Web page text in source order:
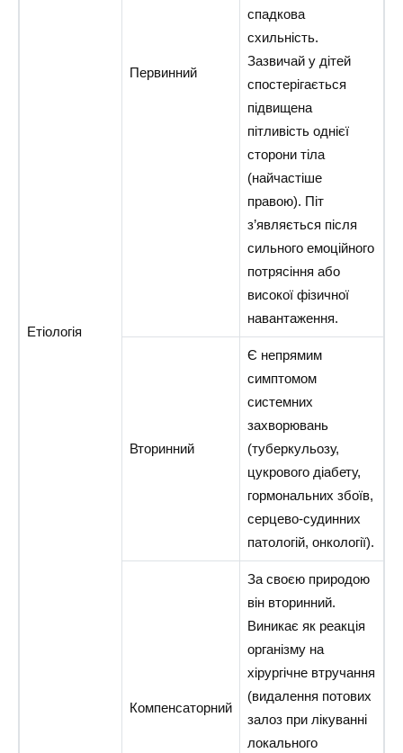
Етіологія
Первинний
спадкова
схильність.
Зазвичай у дітей
спостерігається
підвищена
пітливість однієї
сторони тіла
(найчастіше
правою). Піт
з’являється після
сильного емоційного
потрясіння або
високої фізичної
навантаження.
Вторинний
Є непрямим
симптомом
системних
захворювань
(туберкульозу,
цукрового діабету,
гормональних збоїв,
серцево-судинних
патологій, онкології).
Компенсаторний
За своєю природою
він вторинний.
Виникає як реакція
організму на
хірургічне втручання
(видалення потових
залоз при лікуванні
локального